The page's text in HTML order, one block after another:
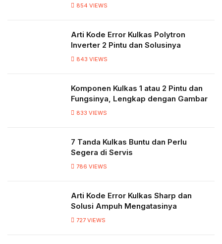
854 VIEWS
Arti Kode Error Kulkas Polytron
Inverter 2 Pintu dan Solusinya
843 VIEWS
Komponen Kulkas 1 atau 2 Pintu dan
Fungsinya, Lengkap dengan Gambar
833 VIEWS
7 Tanda Kulkas Buntu dan Perlu
Segera di Servis
786 VIEWS
Arti Kode Error Kulkas Sharp dan
Solusi Ampuh Mengatasinya
727 VIEWS